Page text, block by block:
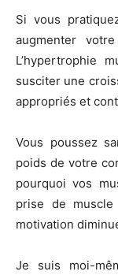
Si vous
augmenter
L’hypertrophie
susciter une
appropriés et
Vous poussez
poids de votre
pourquoi vos
prise de
motivation
Je suis moi-